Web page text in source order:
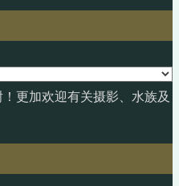
！更加欢迎有关摄影、水族及